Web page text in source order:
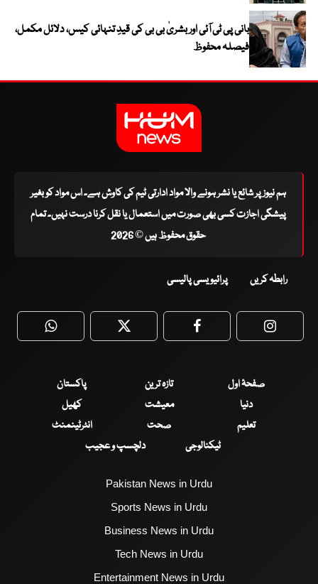
بانی پی ٹی آئی اور بشریٰ بی بی کی قیدِ تنہائی کیس، دلائل مکمل،
فیصلہ محفوظ
ہم نیوز پر شائع یا نشر ہونے والا مواد ادارتی ٹیم کی کاوش ہے۔ اس مواد کو بغیر
پیشگی اجازت کسی بھی صورت میں استعمال یا نقل کرنا درست نہیں۔ تمام
حقوق محفوظ ہیں © 2026
رابطہ کریں پرائیویسی پالیسی
WhatsApp Twitter Facebook
صفحۂ اول تازہ ترین
پاکستان
دنیا
معیشت
کھیل
تعلیم
صحت
انٹرٹینمنٹ
ٹیکنالوجی
دلچسپ و عجیب
Pakistan News in Urdu
Sports News in Urdu
Business News in Urdu
Tech News in Urdu
Entertainment News in Urdu